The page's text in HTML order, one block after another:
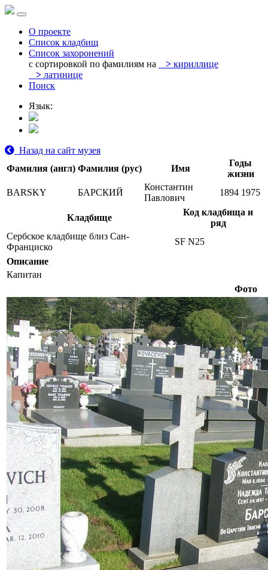
О проекте
Список кладбищ
Список захоронений
с сортировкой по фамилиям на
> кириллице
> латинице
Поиск
Язык:
Назад на сайт музея
Фамилия (англ) Фамилия (рус) Имя
Годы
жизни
BARSKY
БАРСКИЙ
Константин
Павлович
1894 1975
Кладбище
Код кладбища и
ряд
Сербское кладбище близ Сан-
Франциско
SF N25
Описание
Капитан
Фото